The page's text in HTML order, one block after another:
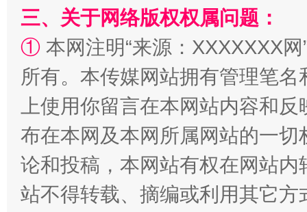
“蜀中异人”王建安的艺术幻境
三、关于网络版权权属问题：
① 本网注明“来源：XXXXXXX
所有。本传媒网站拥有管理笔
上使用你留言在本网站内容和
布在本网及本网所属网站的一
论和投稿，本网站有权在网站
站不得转载、摘编或利用其它